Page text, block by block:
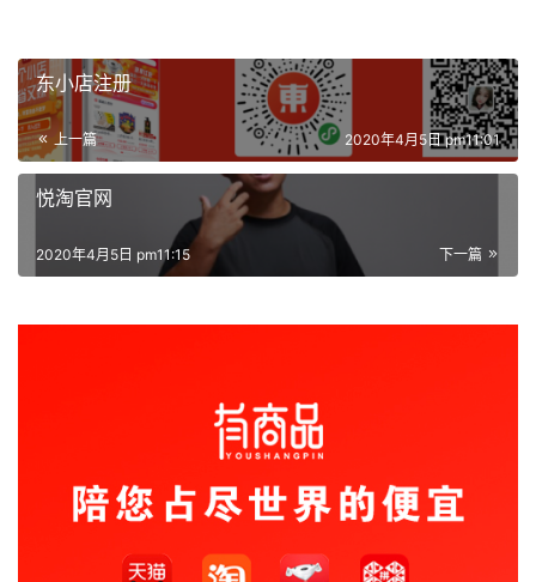
东小店注册
上一篇 2020年4月5日 pm11:01
悦淘官网
下一篇
2020年4月5日 pm11:15